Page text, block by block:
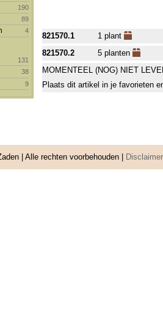
190
89
4
131
38
9
821570.1
1 plant
821570.2
5 planten
MOMENTEEL (NOG) NIET
Plaats dit artikel in je favorieten
| Alle rechten voorbehouden | Disclaimer